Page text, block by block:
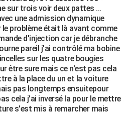
sur trois voir deux pattes ...
une admission dynamique
problème était là avant comme
d'injection car je débranche
pareil j'ai contrôlé ma bobine
sur les quatre bougies
être sure mais ce n'est pas cela
à la place du un et la voiture
pas longtemps ensuitepour
cela j'ai inversé la pour le mettre
s'est mis à remarcher mais